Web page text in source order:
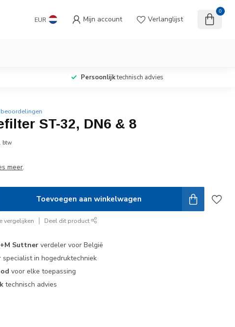
EUR Mijn account Verlanglijst
0
Persoonlijktechnisch advies
ST-32, DN6 & 8
btw
meer.
Toevoegen aan winkelwagen
vergelijken Deel dit product
Suttner verdeler voor België
specialist in hogedruktechniek
voor elke toepassing
technisch advies